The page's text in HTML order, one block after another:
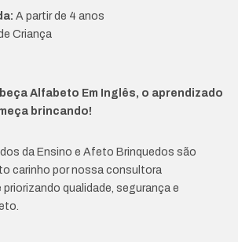
A partir de 4 anos
Criança
Alfabeto Em Inglês, o aprendizado
brincando!
da Ensino e Afeto Brinquedos são
carinho por nossa consultora
qualidade, segurança e